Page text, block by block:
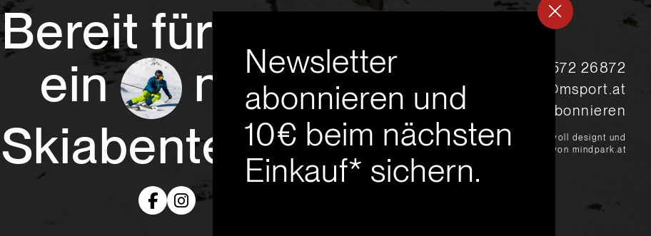
Bereit für
ein
neues
Skiabenteuer?
+43 5572 26872
msport@msport.at
Newsletter abonnieren
liebevoll designt und
programmiert von mindpark.at
Newsletter
abonnieren und
10€ beim nächsten
Einkauf* sichern.